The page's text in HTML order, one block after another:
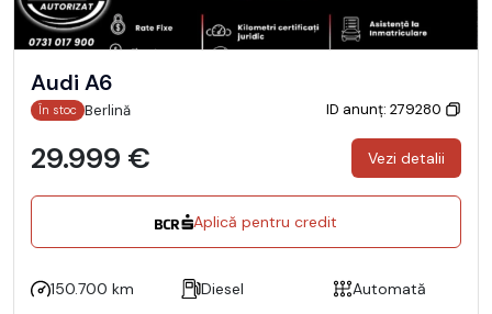
Audi A6
În stoc Berlină ID anunț: 279280
29.999 € Vezi detalii
Aplică pentru credit
150.700 km Diesel
Automată